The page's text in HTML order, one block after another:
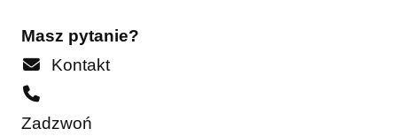
Masz pytanie?
Kontakt
Zadzwoń